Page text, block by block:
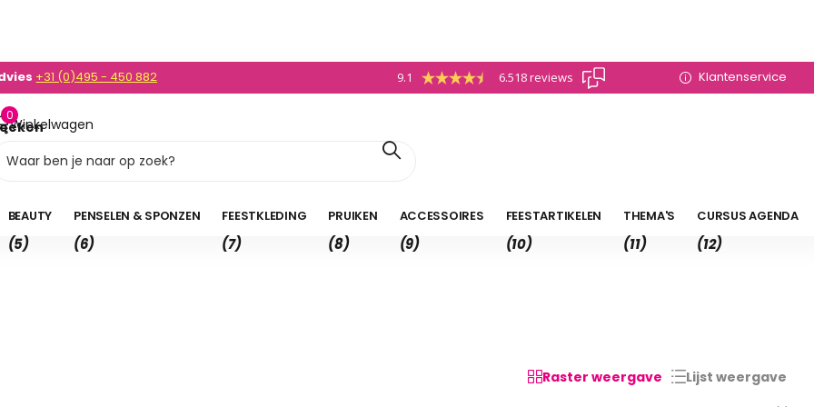
- 450 882
+31 (0)495 - 450 882 9.1 6.518 reviews Klantenservice
Winkelwagen
0
0,00
BEAUTY
(5)
PENSELEN & SPONZEN
(6)
FEESTKLEDING
(7)
PRUIKEN
(8)
ACCESSOIRES
(9)
FEESTARTIKELEN
(10)
THEMA'S
(11)
CURSUS AGENDA
(12)
Raster weergave
Lijst weergave